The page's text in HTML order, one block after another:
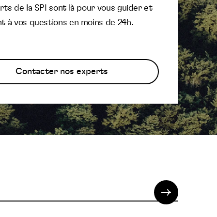
de la SPI sont là pour vous guider et
à vos questions en moins de 24h.
Contacter nos experts